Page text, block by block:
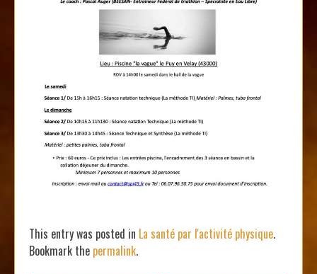
This entry was posted in La santé par l'activité physique.
Bookmark the permalink.